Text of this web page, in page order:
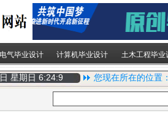
气毕业设计 计算机毕业设计 土木工程毕业
星期日 6:24:10 您现在所在的位置